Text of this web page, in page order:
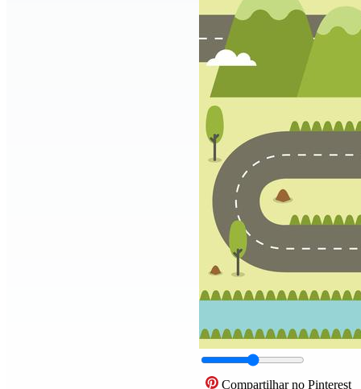
Compartilhar no Pinterest